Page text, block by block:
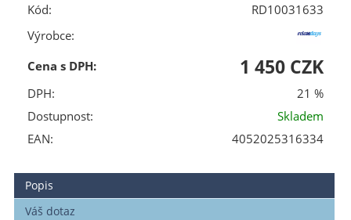
Kód:
RD10031633
Výrobce:
Cena s DPH:
1 450 CZK
DPH:
21 %
Dostupnost:
Skladem
EAN:
4052025316334
Popis
Váš dotaz